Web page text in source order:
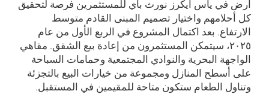
أرض في ياس ايكرز نورث باي للمستثمرين فرصة لتحقيق
كل أحلامهم واختيار تصميم المبنى القادم متوسط
الارتفاع. بعد اكتمال المشروع في الربع الأول من عام
۲۰۲٥، سيتمكن المستثمرون من إعادة بيع الشقق. مقاهي
الواجهة البحرية والنوادي المجتمعية وحمامات السباحة
على أسطح المنازل ومجموعة من خيارات البيع بالتجزئة
وتناول الطعام ستكون متاحة للمقيمين في المستقبل.